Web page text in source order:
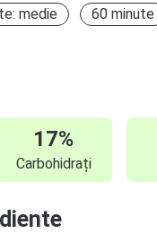
medie
60 minute
17%
Carbohidrați